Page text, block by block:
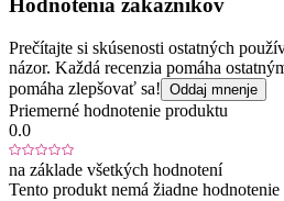
Hodnotenia zákazníkov
Prečítajte si skúsenosti ostatných
názor. Každá recenzia pomáha
pomáha zlepšovať sa! Oddaj mnenje
Priemerné hodnotenie produktu
0.0
na základe všetkých hodnotení
Tento produkt nemá žiadne hodnotenie